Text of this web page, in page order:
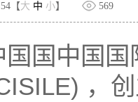
【大 中 小】 569
国中国
，